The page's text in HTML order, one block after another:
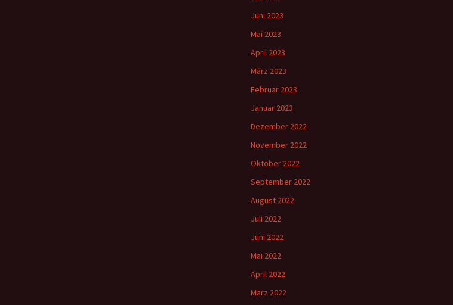
Juni 2023
Mai 2023
April 2023
März 2023
Februar 2023
Januar 2023
Dezember 2022
November 2022
Oktober 2022
September 2022
August 2022
Juli 2022
Juni 2022
Mai 2022
April 2022
März 2022